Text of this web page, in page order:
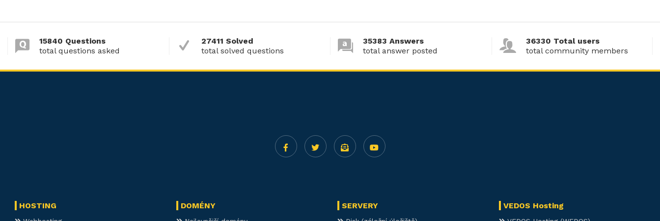
15840 Questions
total questions asked
27411 Solved
total solved questions
35383 Answers
total answer posted
36330 Total users
total community members
HOSTING DOMÉNY SERVERY VEDOS Hosting